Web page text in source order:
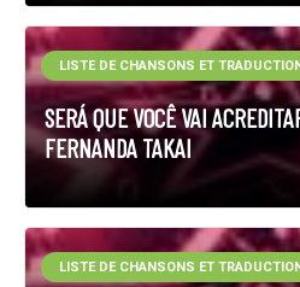
SERÁ QUE VOCÊ VAI
FERNANDA TAKAI
LISTE DE CHANSONS ET
LISTE DE CHANSONS ET